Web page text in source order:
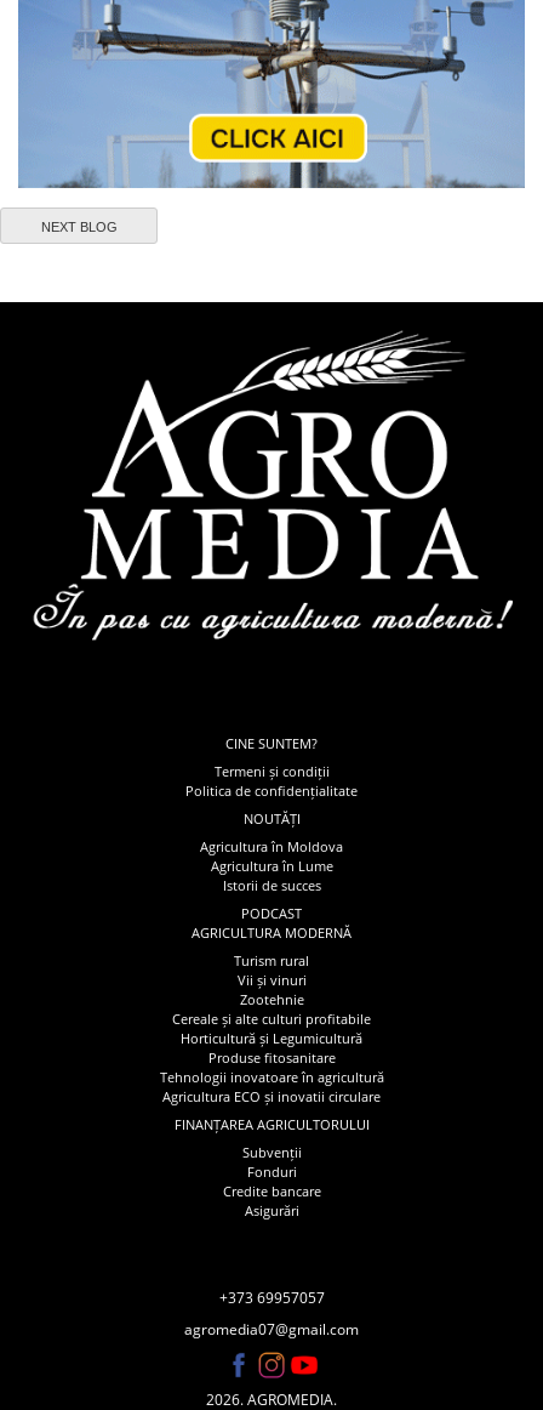
NEXT BLOG
CINE SUNTEM?
Termeni și condiții
Politica de confidențialitate
NOUTĂȚI
Agricultura în Moldova
Agricultura în Lume
Istorii de succes
PODCAST
AGRICULTURA MODERNĂ
Turism rural
Vii și vinuri
Zootehnie
Cereale și alte culturi profitabile
Horticultură și Legumicultură
Produse fitosanitare
Tehnologii inovatoare în agricultură
Agricultura ECO și inovatii circulare
FINANȚAREA AGRICULTORULUI
Subvenții
Fonduri
Credite bancare
Asigurări
+373 69957057
agromedia07@gmail.com
2026. AGROMEDIA.